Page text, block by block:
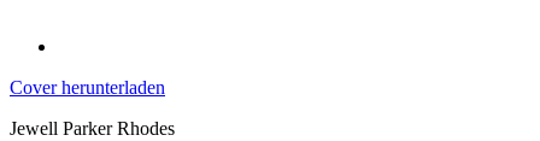
Cover herunterladen
Jewell Parker Rhodes